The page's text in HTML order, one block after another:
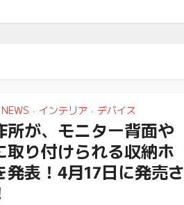
NEWS • インテリア • デバイス
所が、モニター背面や
取り付けられる収納ホ
発表！4月17日に発売さ